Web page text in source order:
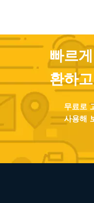
빠르
환하
무료로
사용해